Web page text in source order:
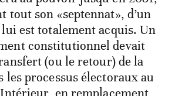
tout son «septennat», d’un
est totalement acquis. Un
constitutionnel devait
(ou le retour) de la
les processus électoraux au